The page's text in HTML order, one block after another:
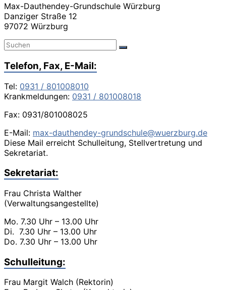
Max-Dauthendey-Grundschule Würzburg
Danziger Straße 12
97072 Würzburg
Telefon, Fax, E-Mail:
Tel: 0931 / 801008010
Krankmeldungen: 0931 / 801008018
Fax: 0931/801008025
E-Mail: max-dauthendey-grundschule@wuerzburg.de
Diese Mail erreicht Schulleitung, Stellvertretung und
Sekretariat.
Sekretariat:
Frau Christa Walther
(Verwaltungsangestellte)
Mo. 7.30 Uhr – 13.00 Uhr
Di. 7.30 Uhr – 13.00 Uhr
Do. 7.30 Uhr – 13.00 Uhr
Schulleitung:
Frau Margit Walch (Rektorin)